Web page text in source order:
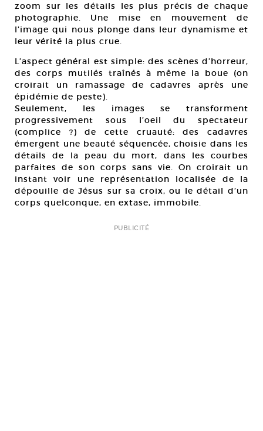
zoom sur les détails les plus précis de chaque
photographie. Une mise en mouvement de
l’image qui nous plonge dans leur dynamisme et
leur vérité la plus crue.
L’aspect général est simple: des scènes d’horreur,
des corps mutilés traînés à même la boue (on
croirait un ramassage de cadavres après une
épidémie de peste).
Seulement, les images se transforment
progressivement sous l’oeil du spectateur
(complice ?) de cette cruauté: des cadavres
émergent une beauté séquencée, choisie dans les
détails de la peau du mort, dans les courbes
parfaites de son corps sans vie. On croirait un
instant voir une représentation localisée de la
dépouille de Jésus sur sa croix, ou le détail d’un
corps quelconque, en extase, immobile.
PUBLICITÉ